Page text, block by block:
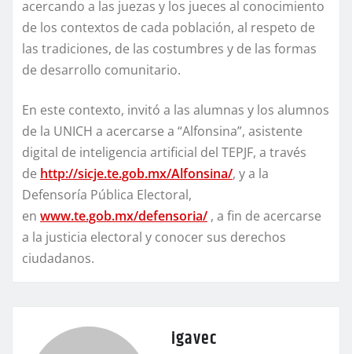
acercando a las juezas y los jueces al conocimiento
de los contextos de cada población, al respeto de
las tradiciones, de las costumbres y de las formas
de desarrollo comunitario.
En este contexto, invitó a las alumnas y los alumnos
de la UNICH a acercarse a “Alfonsina”, asistente
digital de inteligencia artificial del TEPJF, a través
de http://sicje.te.gob.mx/Alfonsina/, y a la
Defensoría Pública Electoral,
en www.te.gob.mx/defensoria/ , a fin de acercarse
a la justicia electoral y conocer sus derechos
ciudadanos.
igavec